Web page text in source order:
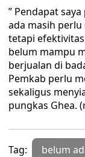
” Pendapat
ada masih perlu
tetapi
belum mampu
berjualan di
Pemkab perlu
sekaligus
pungkas Ghea.
Tag: belum